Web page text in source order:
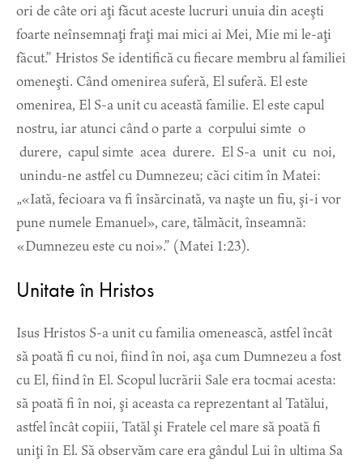
ori de câte ori aţi făcut aceste lucruri unuia din aceşti
foarte neînsemnaţi fraţi mai mici ai Mei, Mie mi le-aţi
făcut.” Hristos Se identifică cu fiecare membru al familiei
omeneşti. Când omenirea suferă, El suferă. El este
omenirea, El S-a unit cu această familie. El este capul
nostru, iar atunci când o parte a corpului simte o
durere, capul simte acea durere. El S-a unit cu noi,
unindu-ne astfel cu Dumnezeu; căci citim în Matei:
„«Iată, fecioara va fi însărcinată, va naşte un fiu, şi-i vor
pune numele Emanuel», care, tălmăcit, înseamnă:
«Dumnezeu este cu noi».” (Matei 1:23).
Unitate în Hristos
Isus Hristos S-a unit cu familia omenească, astfel încât
să poată fi cu noi, fiind în noi, aşa cum Dumnezeu a fost
cu El, fiind în El. Scopul lucrării Sale era tocmai acesta:
să poată fi în noi, şi aceasta ca reprezentant al Tatălui,
astfel încât copiii, Tatăl şi Fratele cel mare să poată fi
uniţi în El. Să observăm care era gândul Lui în ultima Sa